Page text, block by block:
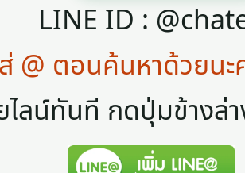
LINE ID :
@ ตอนค้นหาด้วยน
ไลน์ทันที กดปุ่มข้างล่า